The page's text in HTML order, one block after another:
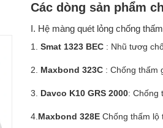
Các dòng sản phẩm
I. Hệ màng quét lỏng chống
1. Smat 1323 BEC : Nhũ tươg
2. Maxbond 323C : Chống thấm
3. Davco K10 GRS 2000: Chống
4. Maxbond 328E Chống thấm lộ